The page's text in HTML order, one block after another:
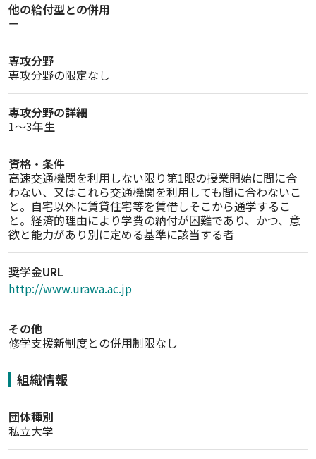
他の給付型との併用
ー
専攻分野
専攻分野の限定なし
専攻分野の詳細
1〜3年生
資格・条件
高速交通機関を利用しない限り第1限の授業開始に間に合
わない、又はこれら交通機関を利用しても間に合わないこ
と。自宅以外に賃貸住宅等を賃借しそこから通学するこ
と。経済的理由により学費の納付が困難であり、かつ、意
欲と能力があり別に定める基準に該当する者
奨学金URL
http://www.urawa.ac.jp
その他
修学支援新制度との併用制限なし
組織情報
団体種別
私立大学